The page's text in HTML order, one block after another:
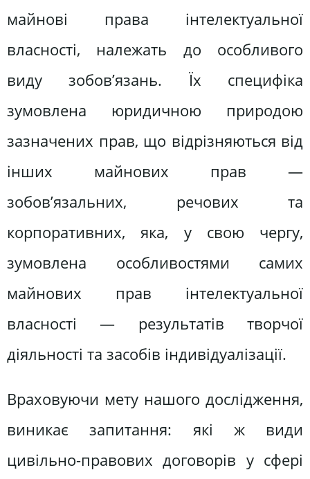
майнові права інтелектуальної
власності, належать до особливого
виду зобов’язань. Їх специфіка
зумовлена юридичною природою
зазначених прав, що відрізняються від
інших майнових прав —
зобов’язальних, речових та
корпоративних, яка, у свою чергу,
зумовлена особливостями самих
майнових прав інтелектуальної
власності — результатів творчої
діяльності та засобів індивідуалізації.
Враховуючи мету нашого дослідження,
виникає запитання: які ж види
цивільно-правових договорів у сфері